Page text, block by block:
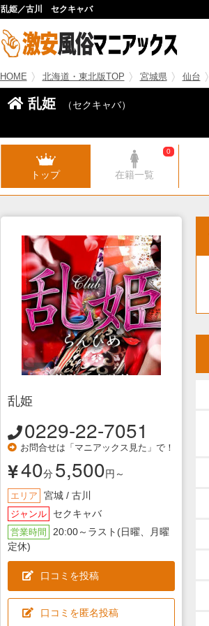
乱姫／古川 セクキャバ
HOME 北海道・東北版TOP 宮城県 仙台
乱姫 （セクキャバ）
トップ 在籍一覧
0
乱姫
0229-22-7051
お問合せは「マニアックス見た」で！
40分 5,500円～
エリア 宮城 / 古川
ジャンル セクキャバ
営業時間
20:00～ラスト(日曜、月曜
定休)
口コミを投稿
口コミを匿名投稿